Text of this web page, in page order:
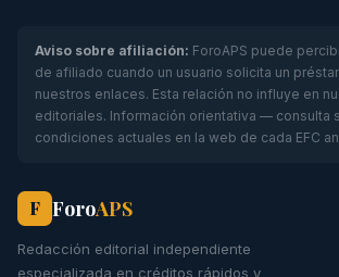
Aviso sobre afiliación: ForoAPS puede
de afiliado cuando un usuario solicita un
nuestros enlaces. Esta relación no influye en
editoriales. Información orientativa — consulta
condiciones actuales en la web de cada EFC
F ForoAPS
Redacción editorial independiente
especializada en créditos rápidos y